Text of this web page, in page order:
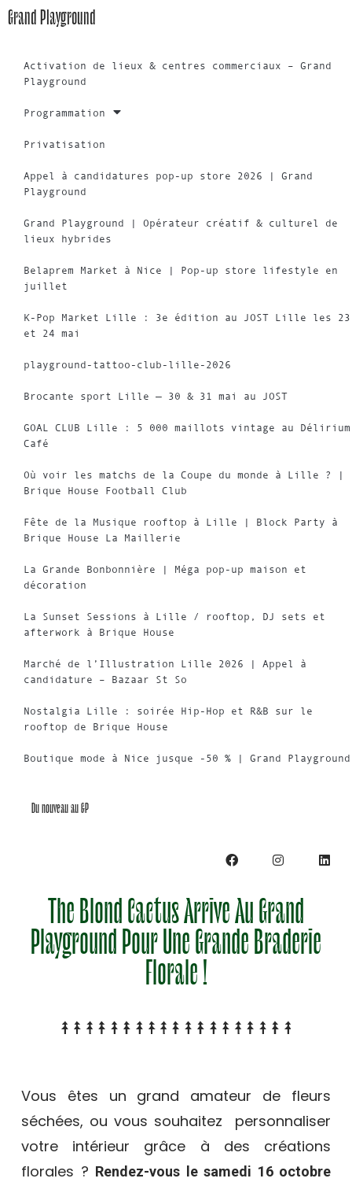
Grand Playground
Activation de lieux & centres commerciaux – Grand
Playground
Programmation
Privatisation
Appel à candidatures pop-up store 2026 | Grand
Playground
Grand Playground | Opérateur créatif & culturel de
lieux hybrides
Belaprem Market à Nice | Pop-up store lifestyle en
juillet
K-Pop Market Lille : 3e édition au JOST Lille les 23
et 24 mai
playground-tattoo-club-lille-2026
Brocante sport Lille — 30 & 31 mai au JOST
GOAL CLUB Lille : 5 000 maillots vintage au Délirium
Café
Où voir les matchs de la Coupe du monde à Lille ? |
Brique House Football Club
Fête de la Musique rooftop à Lille | Block Party à
Brique House La Maillerie
La Grande Bonbonnière | Méga pop-up maison et
décoration
La Sunset Sessions à Lille / rooftop, DJ sets et
afterwork à Brique House
Marché de l’Illustration Lille 2026 | Appel à
candidature – Bazaar St So
Nostalgia Lille : soirée Hip-Hop et R&B sur le
rooftop de Brique House
Boutique mode à Nice jusque -50 % | Grand Playground
Du nouveau au GP
The Blond Cactus Arrive Au Grand
Playground Pour Une Grande Braderie
Florale !
Vous êtes un grand amateur de fleurs
séchées, ou vous souhaitez personnaliser
votre intérieur grâce à des créations
florales ? Rendez-vous le samedi 16 octobre